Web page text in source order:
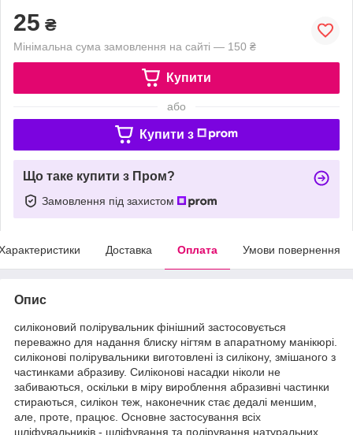
25 ₴
Мінімальна сума замовлення на сайті — 150 ₴
Купити
або
Купити з
Що таке купити з Пром?
Замовлення під захистом
Доставка Оплата Умови повернення
Опис
силіконовий полірувальник фінішний застосовується
переважно для надання блиску нігтям в апаратному манікюрі.
силіконові полірувальники виготовлені із силікону, змішаного з
частинками абразиву. Силіконові насадки ніколи не
забиваються, оскільки в міру вироблення абразивні частинки
стираються, силікон теж, наконечник стає дедалі меншим,
але, проте, працює. Основне застосування всіх
шліфувальників - шліфування та полірування натуральних